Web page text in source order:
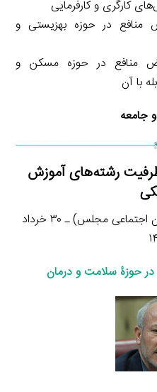
کارگری و کارفرمایی
منافع در حوزه بهزیستی و
منافع در حوزه مسکن و
با آن
جامعه
رشته‌های آموزش
علی اکبر بسطامی (عضو کمیسیون اجتماعی مجلس) ـ ۳۰ خرداد
حوزۀ سلامت و درمان